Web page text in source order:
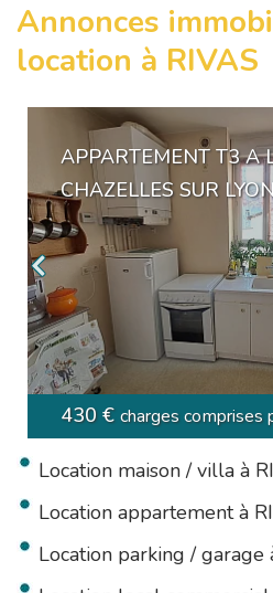
Annonces
location à RIVAS
APPARTEMENT T3 A
CHAZELLES SUR
430 € charges comprises
Location maison / villa à
Location appartement à
Location parking / garage